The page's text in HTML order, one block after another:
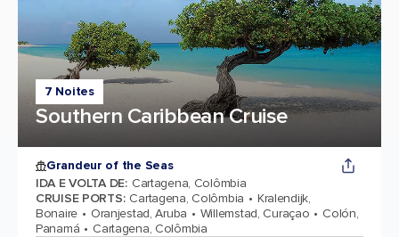
7 Noites
Southern Caribbean Cruise
Grandeur of the Seas
IDA E VOLTA DE: Cartagena, Colômbia
CRUISE PORTS: Cartagena, Colômbia
Kralendijk,
Bonaire
Oranjestad, Aruba Willemstad, Curaçao
Colón,
Panamá
Cartagena, Colômbia